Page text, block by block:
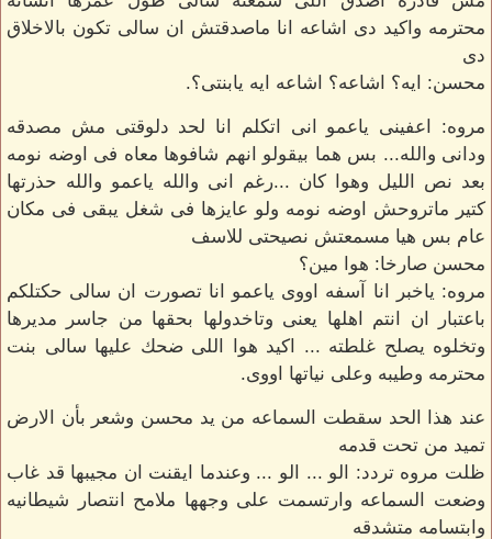
محترمه واكيد دى اشاعه انا ماصدقتش ان سالى تكون بالاخلاق
دى
محسن: ايه؟ اشاعه؟ اشاعه ايه يابنتى؟.
مروه: اعفينى ياعمو انى اتكلم انا لحد دلوقتى مش مصدقه
ودانى والله... بس هما بيقولو انهم شافوها معاه فى اوضه نومه
بعد نص الليل وهوا كان ...رغم انى والله ياعمو والله حذرتها
كتير ماتروحش اوضه نومه ولو عايزها فى شغل يبقى فى مكان
عام بس هيا مسمعتش نصيحتى للاسف
محسن صارخا: هوا مين؟
مروه: ياخبر انا آسفه اووى ياعمو انا تصورت ان سالى حكتلكم
باعتبار ان انتم اهلها يعنى وتاخدولها بحقها من جاسر مديرها
وتخلوه يصلح غلطته ... اكيد هوا اللى ضحك عليها سالى بنت
محترمه وطيبه وعلى نياتها اووى.
عند هذا الحد سقطت السماعه من يد محسن وشعر بأن الارض
تميد من تحت قدمه
ظلت مروه تردد: الو ... الو ... وعندما ايقنت ان مجيبها قد غاب
وضعت السماعه وارتسمت على وجهها ملامح انتصار شيطانيه
وابتسامه متشدقه